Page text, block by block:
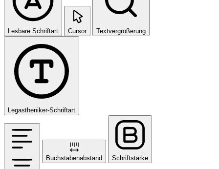
Lesbare Schriftart Cursor Textvergrößerung
Legastheniker-Schriftart
Buchstabenabstand Schriftstärke